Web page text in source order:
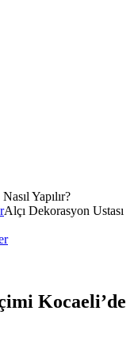
Yapılır?
Alçı Dekorasyon Ustası
Kocaeli’de